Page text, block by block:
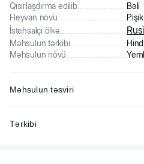
Qısırlaşdırma edilib
Bəli
Heyvan növü
Pişik
İstehsalçı ölkə
Məhsulun tərkibi
Məhsulun növü
Məhsulun təsviri
yem,hind quşu ilə. Yem sterilizasiya
Tərkibi